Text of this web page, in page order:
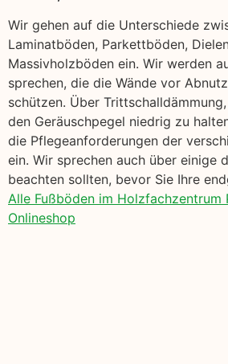
Wir gehen auf die Unterschiede
Laminatböden, Parkettböden,
Massivholzböden ein. Wir werden
sprechen, die die Wände vor
schützen. Über
den Geräuschpegel niedrig zu
die Pflegeanforderungen der
ein. Wir sprechen auch über einige
beachten sollten, bevor Sie Ihre
Alle Fußböden im Holzfachzentrum
Onlineshop